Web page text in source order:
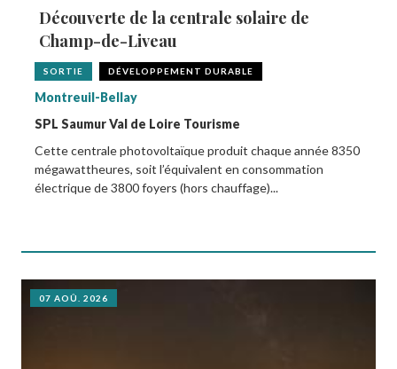
Découverte de la centrale solaire de
Champ-de-Liveau
SORTIE DÉVELOPPEMENT DURABLE
Montreuil-Bellay
SPL Saumur Val de Loire Tourisme
Cette centrale photovoltaïque produit chaque année 8350
mégawattheures, soit l’équivalent en consommation
électrique de 3800 foyers (hors chauffage)...
07 AOÛ. 2026